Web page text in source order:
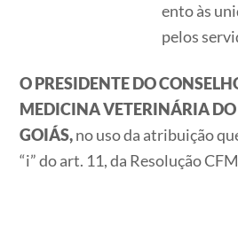
ento às
pelos
O PRESIDENTE DO
MEDICINA VETERINÁRIA DO
GOIÁS,no uso da atribuição
“i” do art. 11, da Resolução